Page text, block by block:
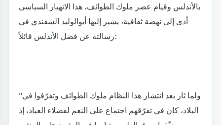
بالأندلس وقيام عصر ملوك الطوائف، هذا الانهيار السياسي
أدى إلى نهضة ثقافية، يشير إليها أبوالوليد الشقندي في
رسالته عن فضل الأندلس قائلاً:
"ولما ثار بعد انتشار هذا النظام ملوك الطوائف وتفرّقوا في
البلاد، كان في تفرّقهم اجتماع على النعم لفضلاء العباد، إذ